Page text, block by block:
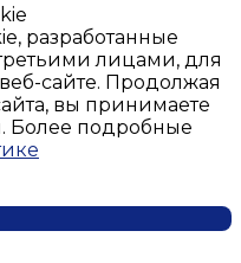
разработанные
лицами, для
сайте. Продолжая
вы принимаете
Более подробные